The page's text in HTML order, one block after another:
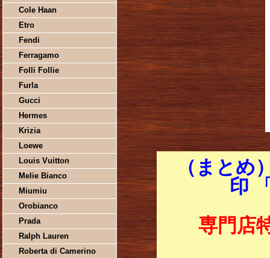
Cole Haan
Etro
Fendi
Ferragamo
Folli Follie
Furla
Gucci
Hermes
Krizia
Loewe
Louis Vuitton
Melie Bianco
Miumiu
Orobianco
Prada
Ralph Lauren
Roberta di Camerino
（まとめ
印
専門店